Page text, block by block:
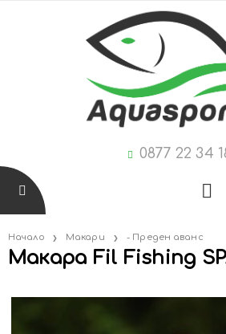
0877 22 34
Начало Макари - Преден аванс
Макара Fil Fishing